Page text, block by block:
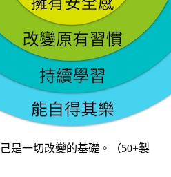
是一切改變的基礎。（50+製